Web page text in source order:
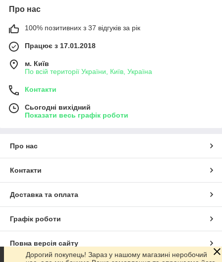
Про нас
100% позитивних з 37 відгуків за рік
Працює з 17.01.2018
м. Київ
По всій території України, Київ, Україна
Контакти
Сьогодні вихідний
Показати весь графік роботи
Про нас
Контакти
Доставка та оплата
Графік роботи
Повна версія сайту
Дорогий покупець! Зараз у нашому магазині неробочий